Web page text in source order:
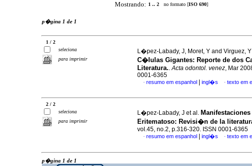
Mostrando: 1 .. 2 no formato [ISO 690]
p�gina 1 de 1
1 / 2
seleciona
para imprimir
L�pez-Labady, J, Moret, Y and Virguez, Y
C�lulas Gigantes: Reporte de dos
Literatura..Acta odontol. venez, Mar
0001-6365
· resumo em espanhol ingl�s · texto em
2 / 2
seleciona
para imprimir
L�pez-Labady, J et al.
Eritematoso: Revisi�n de la
vol.45, no.2, p.316-320. ISSN 0001-6365
· resumo em espanhol ingl�s · texto em
p�gina 1 de 1